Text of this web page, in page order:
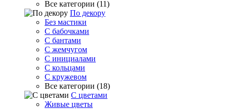
Все категории (11)
По декору
Без мастики
С бабочками
С бантами
С жемчугом
С инициалами
С кольцами
С кружевом
Все категории (18)
С цветами
Живые цветы